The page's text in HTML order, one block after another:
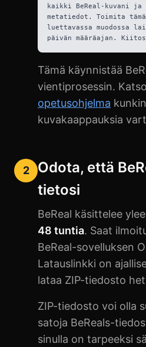
kaikki BeReal-kuvani
metatiedot. Toimita
luettavassa muodossa
päivän määräajan.
Tämä käynnistää
vientiprosessin. Katso
opetusohjelma
kuvakaappauksia
2
Odota, että
tietosi
BeReal käsittelee
48 tuntia. Saat
BeReal-sovelluksen
Latauslinkki on
lataa ZIP-tiedosto
ZIP-tiedosto voi olla
satoja BeReals-
sinulla on tarpeeksi